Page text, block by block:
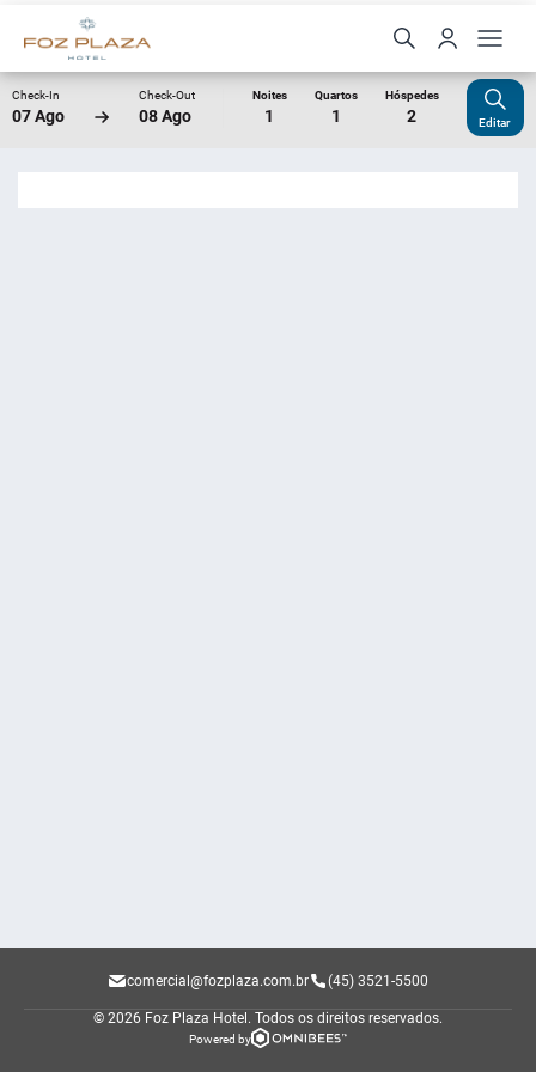
Check-In
07 Ago
Check-Out
08 Ago
Noites
1
Quartos
1
Hóspedes
2 Editar
comercial@fozplaza.com.br (45) 3521-5500
© 2026 Foz Plaza Hotel. Todos os direitos reservados.
Powered by